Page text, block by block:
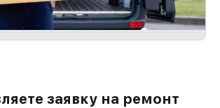
заявку на ремонт